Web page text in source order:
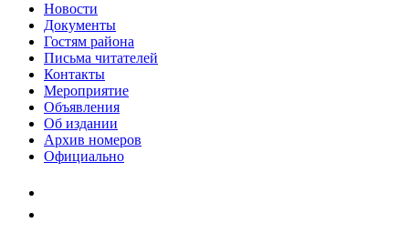
Новости
Документы
Гостям района
Письма читателей
Контакты
Мероприятие
Объявления
Об издании
Архив номеров
Официально